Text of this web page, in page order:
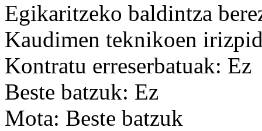
Egikaritzeko baldintza
Kaudimen teknikoen
Kontratu erreserbatuak: Ez
Beste batzuk: Ez
Mota: Beste batzuk